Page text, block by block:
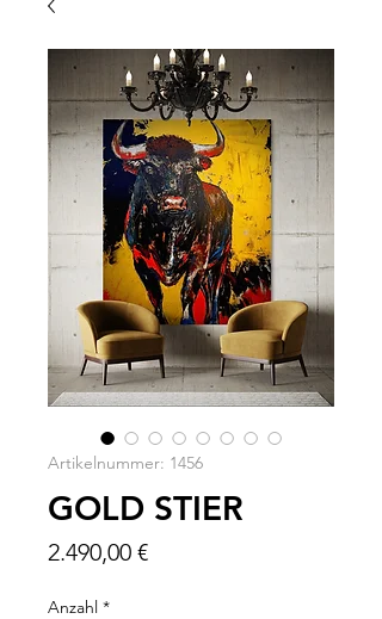
Artikelnummer: 1456
GOLD STIER
2.490,00 €Preis
Anzahl *